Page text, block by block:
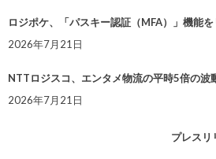
ロジポケ、「パスキー認証（MFA）」機能
2026年7月21日
NTTロジスコ、エンタメ物流の平時5倍の
2026年7月21日
プレスリ